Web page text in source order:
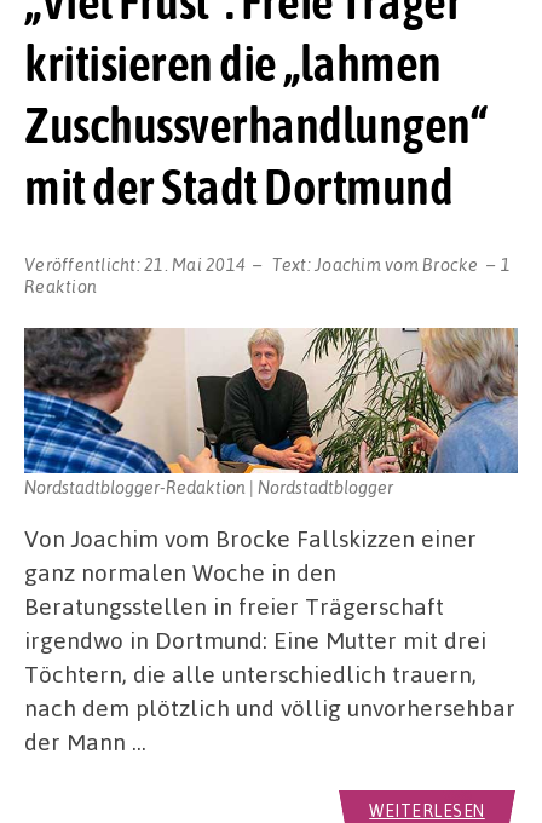
kritisieren die „lahmen
Zuschussverhandlungen“
mit der Stadt Dortmund
Veröffentlicht:21. Mai 2014 Text: Joachim vom Brocke
1
Reaktion
Nordstadtblogger-Redaktion | Nordstadtblogger
Von Joachim vom Brocke Fallskizzen einer
ganz normalen Woche in den
Beratungsstellen in freier Trägerschaft
irgendwo in Dortmund: Eine Mutter mit drei
Töchtern, die alle unterschiedlich trauern,
nach dem plötzlich und völlig unvorhersehbar
der Mann …
WEITERLESEN